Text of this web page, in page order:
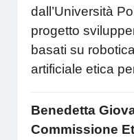
dall’Università
progetto
basati su
artificiale etica
Benedetta
Commissione